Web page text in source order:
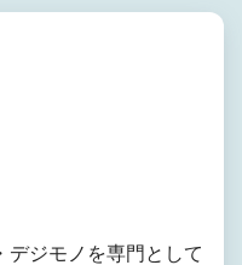
ジモノを専門として